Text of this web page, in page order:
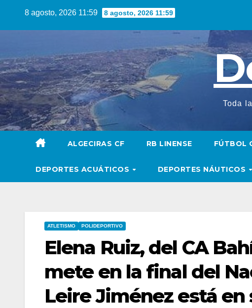
8 agosto, 2026 11:59 8 agosto, 2026 11:59
Toda
ALGECIRAS CF RB LINENSE FÚTBOL
DEPORTES ACUÁTICOS DEPORTES NÁUTICOS
ATLETISMO POLIDEPORTIVO
Elena Ruiz, del CA
mete en la final del
Leire Jiménez está